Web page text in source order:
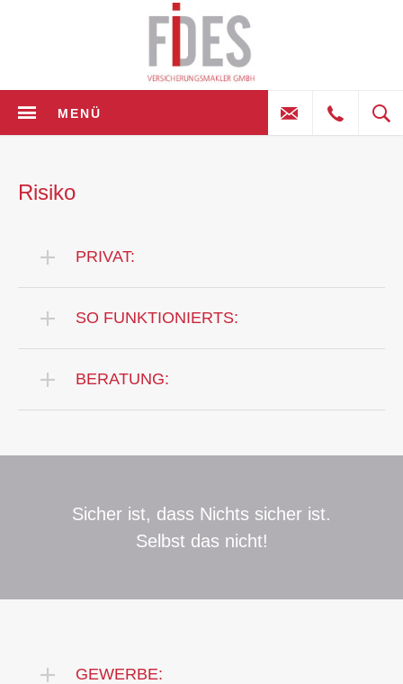
MENÜ
Risiko
PRIVAT:
SO FUNKTIONIERTS:
BERATUNG:
Sicher ist, dass Nichts sicher ist.
Selbst das nicht!
GEWERBE: